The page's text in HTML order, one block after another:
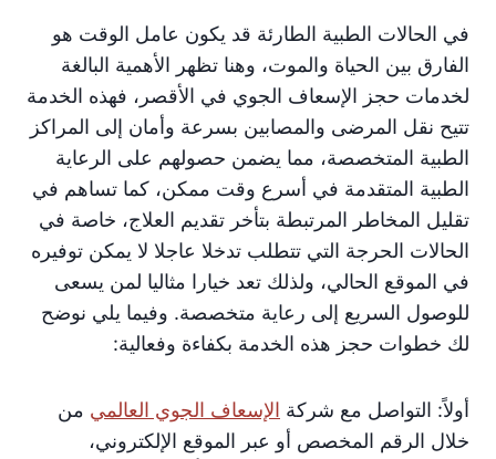
في الحالات الطبية الطارئة قد يكون عامل الوقت هو
الفارق بين الحياة والموت، وهنا تظهر الأهمية البالغة
لخدمات حجز الإسعاف الجوي في الأقصر، فهذه الخدمة
تتيح نقل المرضى والمصابين بسرعة وأمان إلى المراكز
الطبية المتخصصة، مما يضمن حصولهم على الرعاية
الطبية المتقدمة في أسرع وقت ممكن، كما تساهم في
تقليل المخاطر المرتبطة بتأخر تقديم العلاج، خاصة في
الحالات الحرجة التي تتطلب تدخلا عاجلا لا يمكن توفيره
في الموقع الحالي، ولذلك تعد خيارا مثاليا لمن يسعى
للوصول السريع إلى رعاية متخصصة. وفيما يلي نوضح
لك خطوات حجز هذه الخدمة بكفاءة وفعالية:
أولاً: التواصل مع شركة الإسعاف الجوي العالمي من
خلال الرقم المخصص أو عبر الموقع الإلكتروني،